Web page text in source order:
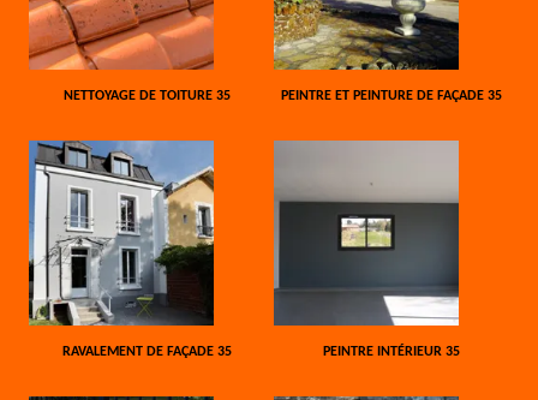
NETTOYAGE DE TOITURE 35 PEINTRE ET PEINTURE DE FAÇADE 35
RAVALEMENT DE FAÇADE 35 PEINTRE INTÉRIEUR 35